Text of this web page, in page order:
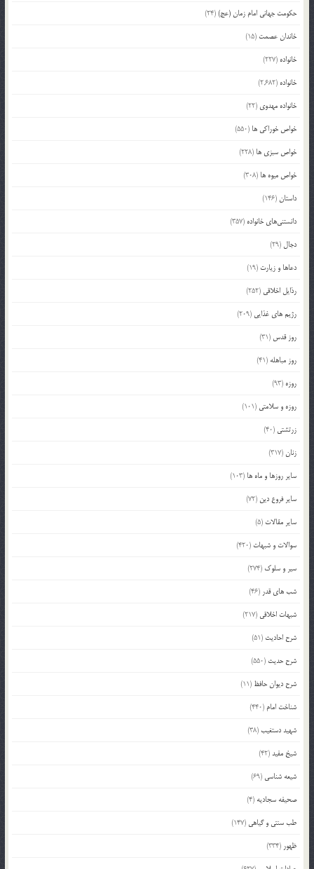
حکومت جهانی امام زمان (عج)(24)
خاندان عصمت (15)
خانواده (227)
خانواده (2,682)
خانواده مهدوی (22)
خواص خوراکی ها (550)
خواص سبزی ها (228)
خواص میوه ها (308)
داستان(146)
دانستنی‌های خانواده (357)
دجال (29)
دعاها و زیارت (19)
رذایل اخلاقی (252)
رژیم های غذایی (209)
روز قدس (31)
روز مباهله (41)
روزه (93)
روزه و سلامتی (101)
زرتشتی (40)
زنان(317)
سایر روزها و ماه ها (103)
سایر فروع دین (72)
سایر مقالات (5)
سوالات و شبهات (420)
سیر و سلوک (274)
شب های قدر (46)
شبهات اخلاقی (217)
شرح احادیث (51)
شرح حدیث (550)
شرح دیوان حافظ (11)
شناخت امام (440)
شهید دستغیب(38)
شیخ مفید(42)
شیعه شناسی (69)
صحیفه سجادیه (4)
طب سنتی و گیاهی (147)
ظهور (334)